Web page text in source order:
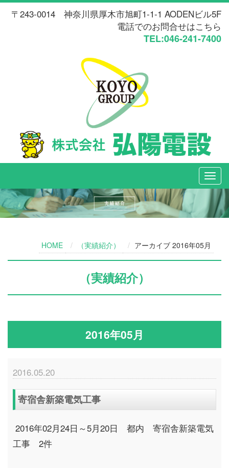
〒243-0014 神奈川県厚木市旭町1-1-1 AODENビル5F
電話でのお問合せはこちら
TEL:046-241-7400
HOME （実績紹介） アーカイブ 2016年05月
（実績紹介）
2016年05月
2016.05.20
寄宿舎新築電気工事
2016年02月24日～5月20日 都内 寄宿舎新築電気
工事 2件